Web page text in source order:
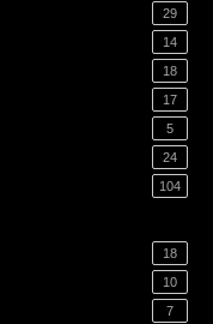
29
14
18
17
5
24
104
18
10
7